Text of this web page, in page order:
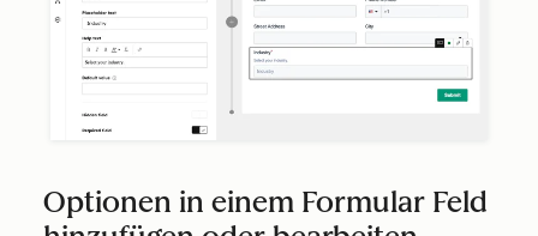
Optionen in einem Formular Feld